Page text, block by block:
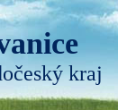
kraj